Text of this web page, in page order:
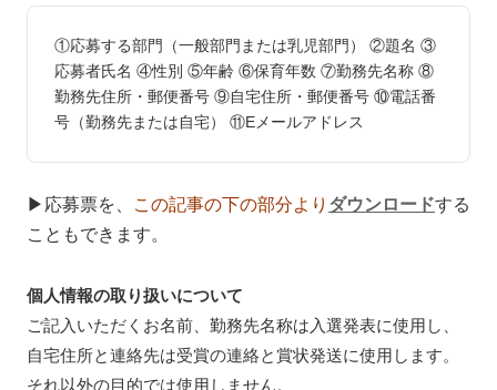
①応募する部門（一般部門または乳児部門） ②題名 ③
応募者氏名 ④性別 ⑤年齢 ⑥保育年数 ⑦勤務先名称 ⑧
勤務先住所・郵便番号 ⑨自宅住所・郵便番号 ⑩電話番
号（勤務先または自宅） ⑪Eメールアドレス
▶応募票を、 この記事の下の部分より ダウンロードする
こともできます。
個人情報の取り扱いについて
ご記入いただくお名前、勤務先名称は入選発表に使用し、
自宅住所と連絡先は受賞の連絡と賞状発送に使用します。
それ以外の目的では使用しません。